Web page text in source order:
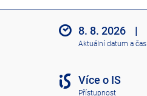
8. 8. 2026 |
Aktuální datum a čas
Více o IS
Přístupnost